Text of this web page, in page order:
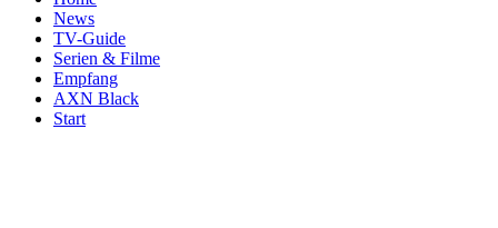
News
TV-Guide
Serien & Filme
Empfang
AXN Black
Start